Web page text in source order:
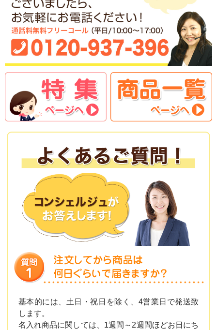
基本的には、土日・祝日を除く、4営業日で発送致
します。
名入れ商品に関しては、1週間～2週間ほどお日にち